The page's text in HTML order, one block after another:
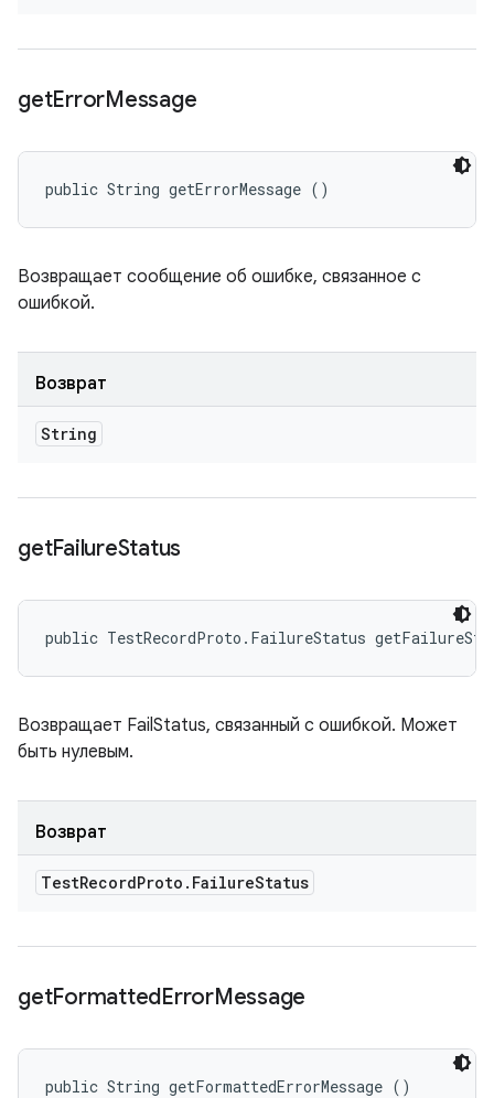
getErrorMessage
public String getErrorMessage ()
Возвращает сообщение об ошибке, связанное с
ошибкой.
Возврат
String
getFailureStatus
public TestRecordProto.FailureStatus
Возвращает FailStatus, связанный с ошибкой. Может
быть нулевым.
Возврат
TestRecordProto . FailureStatus
getFormattedErrorMessage
public String getFormattedErrorMessage ()